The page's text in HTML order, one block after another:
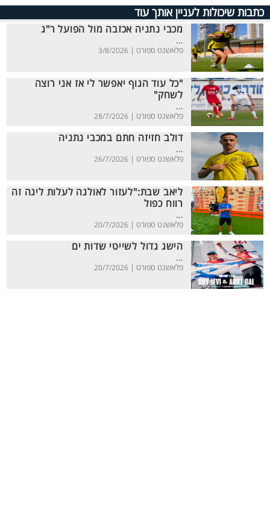
כתבות שיכולות לעניין אותך עוד
מכבי נתניה אכזבה מול הפועל ר"ג
...
פלאשנט ספורט | 3/8/2026
"כל עוד הגוף יאפשר לי אז אני רוצה
לשחק"
...
פלאשנט ספורט | 28/7/2026
דולב חזיזה חתם במכבי נתניה
...
פלאשנט ספורט | 26/7/2026
ליאב שבת:"לעזור לאולגה לעלות ליגה זה
רווח כפול
...
פלאשנט ספורט | 20/7/2026
הישג גדול לשייטי שדות ים
...
פלאשנט ספורט | 20/7/2026